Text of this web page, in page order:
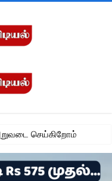
செய்கிறோம்